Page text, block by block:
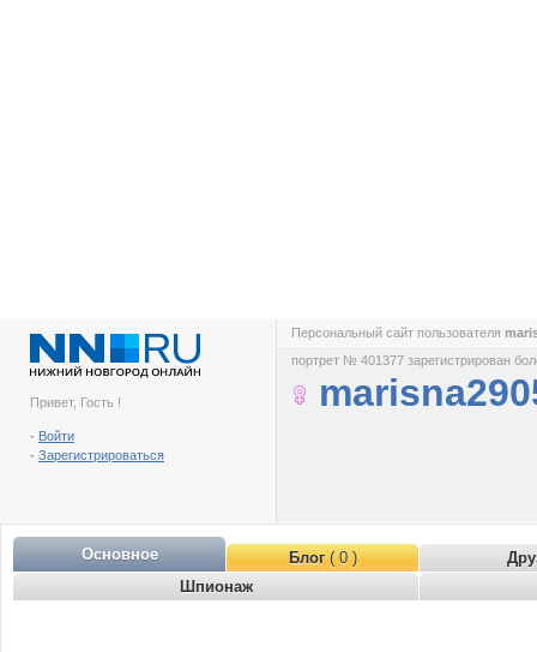
Привет, Гость !
- Войти
- Зарегистрироваться
Персональный сайт пользователя
портрет № 401377 зарегистрирован
Основное Блог( 0 )
Шпионаж